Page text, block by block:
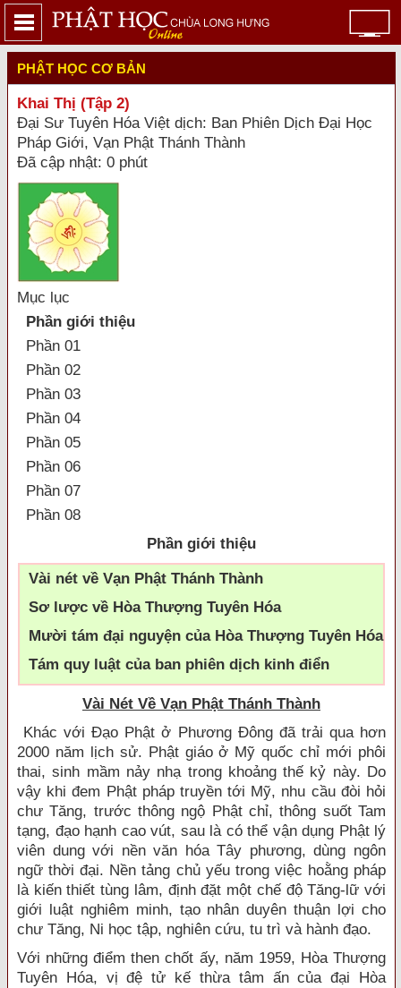
PHẬT HỌC CƠ BẢN
Khai Thị (Tập 2)
Đại Sư Tuyên Hóa Việt dịch: Ban Phiên Dịch Đại Học
Pháp Giới, Vạn Phật Thánh Thành
Đã cập nhật: 0 phút
Mục lục
Phần giới thiệu
Phần 01
Phần 02
Phần 03
Phần 04
Phần 05
Phần 06
Phần 07
Phần 08
Phần giới thiệu
Vài nét về Vạn Phật Thánh Thành
Sơ lược về Hòa Thượng Tuyên Hóa
Mười tám đại nguyện của Hòa Thượng Tuyên Hóa
Tám quy luật của ban phiên dịch kinh điển
Vài Nét Về Vạn Phật Thánh Thành
Khác với Ðạo Phật ở Phương Ðông đã trải qua hơn
2000 năm lịch sử. Phật giáo ở Mỹ quốc chỉ mới phôi
thai, sinh mầm nảy nhạ trong khoảng thế kỷ này. Do
vậy khi đem Phật pháp truyền tới Mỹ, nhu cầu đòi hỏi
chư Tăng, trước thông ngộ Phật chỉ, thông suốt Tam
tạng, đạo hạnh cao vút, sau là có thể vận dụng Phật lý
viên dung với nền văn hóa Tây phương, dùng ngôn
ngữ thời đại. Nền tảng chủ yếu trong việc hoằng pháp
là kiến thiết tùng lâm, định đặt một chế độ Tăng-lữ với
giới luật nghiêm minh, tạo nhân duyên thuận lợi cho
chư Tăng, Ni học tập, nghiên cứu, tu trì và hành đạo.
Với những điểm then chốt ấy, năm 1959, Hòa Thượng
Tuyên Hóa, vị đệ tử kế thừa tâm ấn của đại Hòa